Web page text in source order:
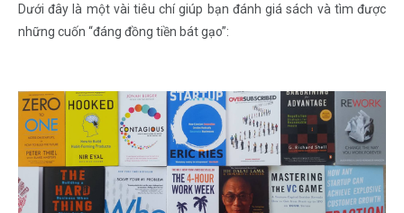
Dưới đây là một vài tiêu chí giúp bạn đánh giá sách và tìm được
những cuốn “đáng đồng tiền bát gạo”: